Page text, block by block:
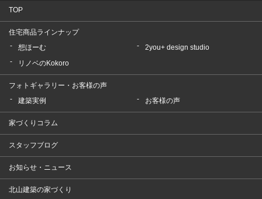
TOP
住宅商品ラインナップ
想ほーむ
2you+ design studio
リノベのKokoro
フォトギャラリー・お客様の声
建築実例
お客様の声
家づくりコラム
スタッフブログ
お知らせ・ニュース
北山建築の家づくり